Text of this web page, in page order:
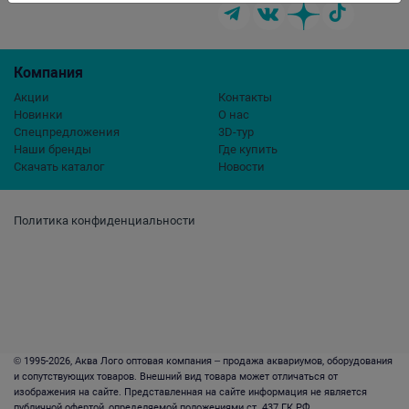
Политика конфиденциальности
Компания
Акции
Новинки
Спецпредложения
Наши бренды
Скачать каталог
Контакты
О нас
3D-тур
Где купить
Новости
© 1995-2026, Аква Лого оптовая компания – продажа аквариумов, оборудования
и сопутствующих товаров. Внешний вид товара может отличаться от
изображения на сайте. Представленная на сайте информация не является